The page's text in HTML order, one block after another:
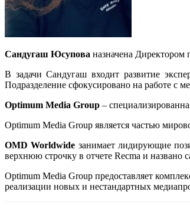
Сандугаш Юсупова назначена Директором
В задачи Сандугаш входит развитие
Подразделение сфокусировано на работе с
Optimum Media Group –
Optimum Media Group является частью
OMD Worldwide занимает лидирующие
верхнюю строчку в отчете Recma и названо
Optimum Media Group предоставляет
реализации новых и нестандартных